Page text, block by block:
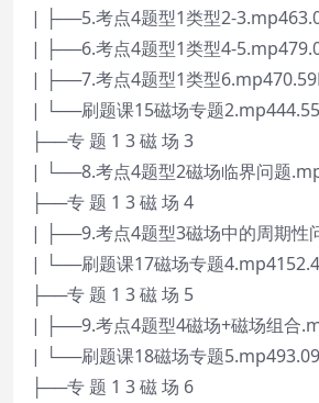
| ├──5.考点4题型1类型2-
| ├──6.考点4题型1类型4-
| ├──7.考点4题型1类型
| └──刷题课15磁场专题
├──专 题 1 3 磁 场 3
| └──8.考点4题型2磁场临界问题
├──专 题 1 3 磁 场 4
| ├──9.考点4题型3磁场中的周期性
| └──刷题课17磁场专题
├──专 题 1 3 磁 场 5
| ├──9.考点4题型4磁场+磁场组合
| └──刷题课18磁场专题
├──专 题 1 3 磁 场 6